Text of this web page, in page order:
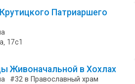
Патриаршего
17с1
Живоначальной в Хохлах
#32 в Православный храм